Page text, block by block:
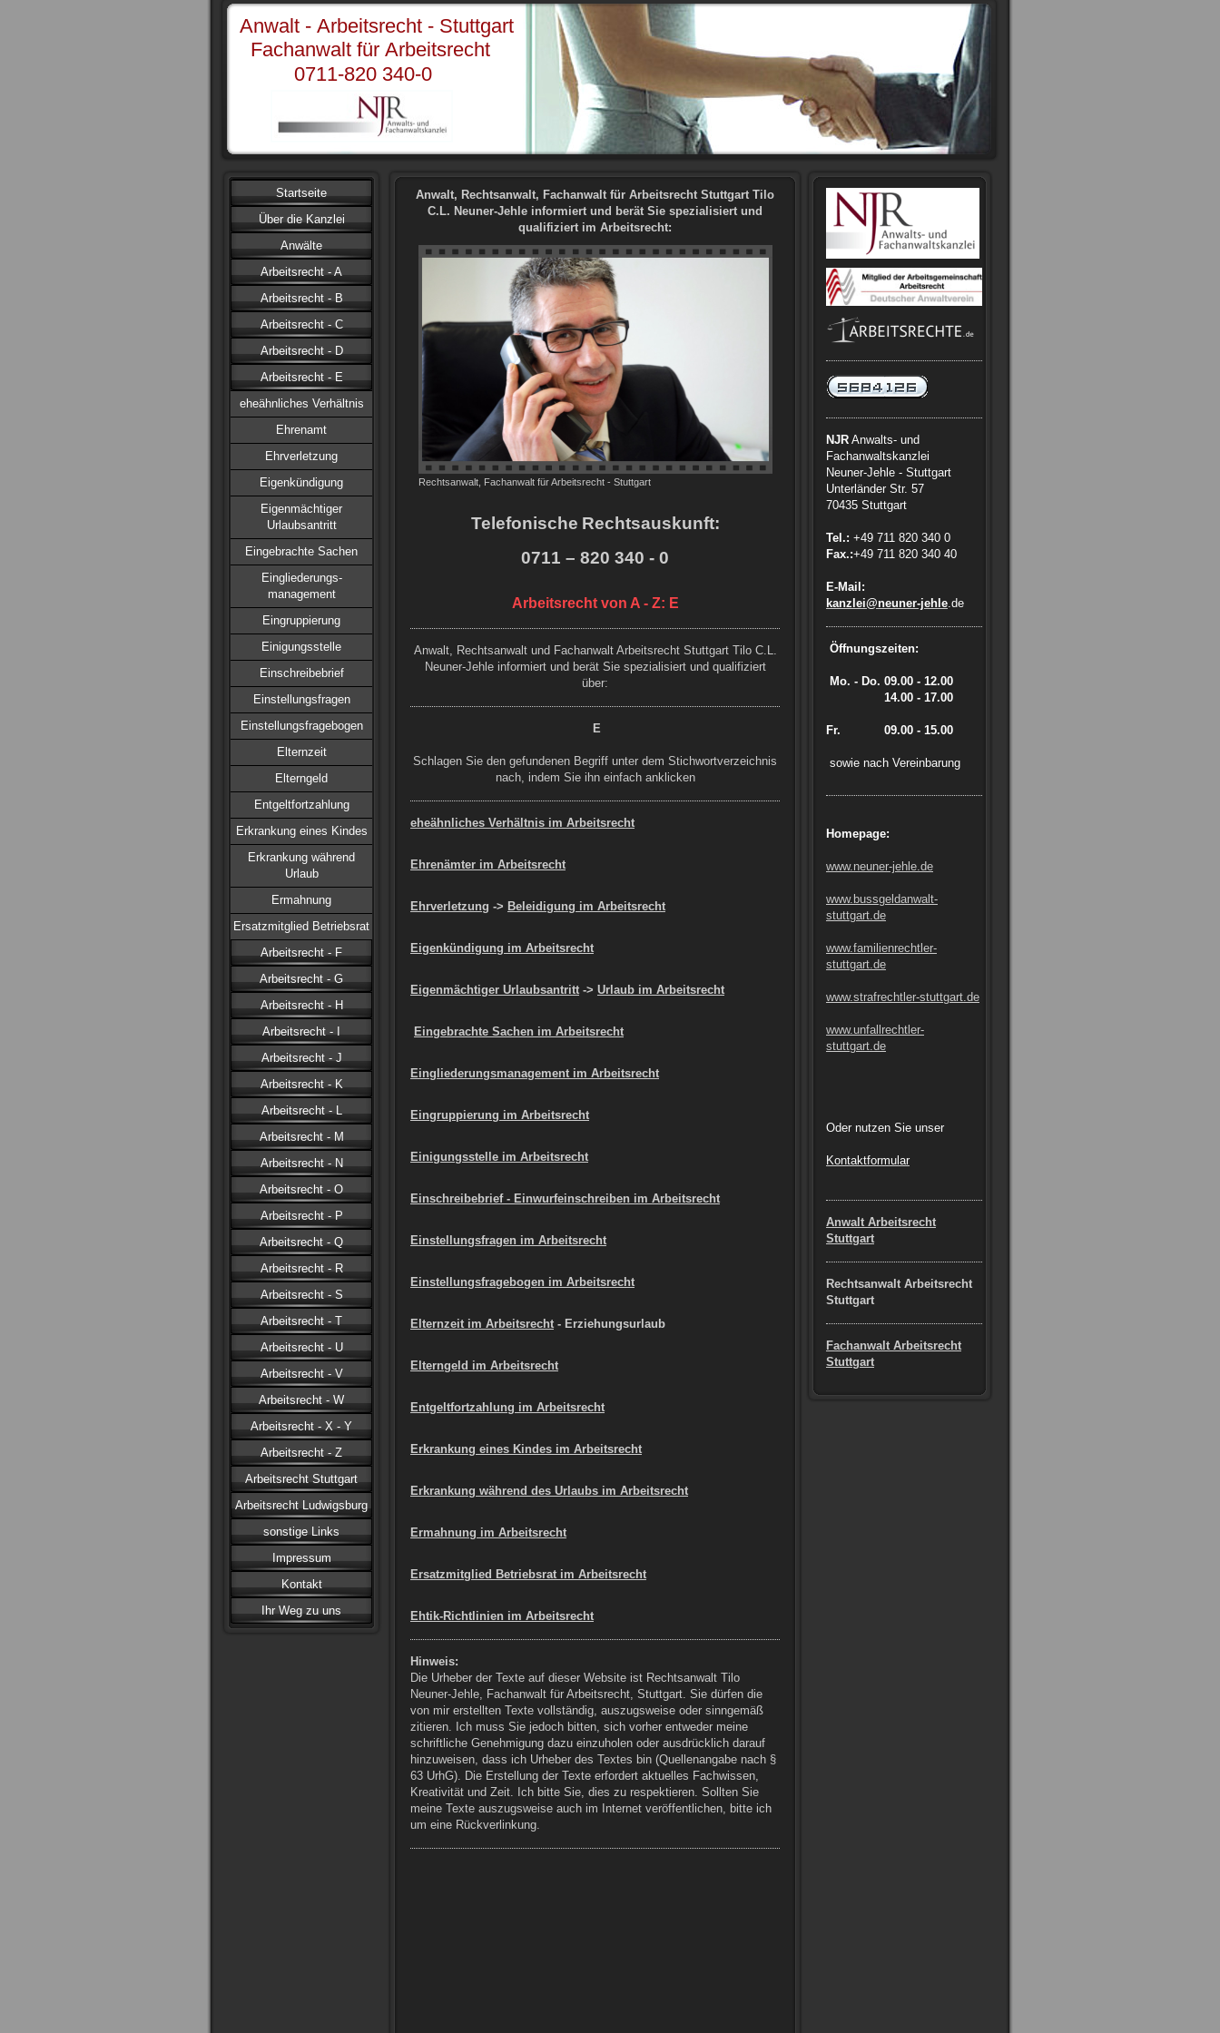
Anwalt - Arbeitsrecht - Stuttgart
Fachanwalt für Arbeitsrecht
0711-820 340-0
Startseite
Über die Kanzlei
Anwälte
Arbeitsrecht - A
Arbeitsrecht - B
Arbeitsrecht - C
Arbeitsrecht - D
Arbeitsrecht - E
eheähnliches Verhältnis
Ehrenamt
Ehrverletzung
Eigenkündigung
Eigenmächtiger
Urlaubsantritt
Eingebrachte Sachen
Eingliederungs-
management
Eingruppierung
Einigungsstelle
Einschreibebrief
Einstellungsfragen
Einstellungsfragebogen
Elternzeit
Elterngeld
Entgeltfortzahlung
Erkrankung eines Kindes
Erkrankung während
Urlaub
Ermahnung
Ersatzmitglied Betriebsrat
Arbeitsrecht - F
Arbeitsrecht - G
Arbeitsrecht - H
Arbeitsrecht - I
Arbeitsrecht - J
Arbeitsrecht - K
Arbeitsrecht - L
Arbeitsrecht - M
Arbeitsrecht - N
Arbeitsrecht - O
Arbeitsrecht - P
Arbeitsrecht - Q
Arbeitsrecht - R
Arbeitsrecht - S
Arbeitsrecht - T
Arbeitsrecht - U
Arbeitsrecht - V
Arbeitsrecht - W
Arbeitsrecht - X - Y
Arbeitsrecht - Z
Arbeitsrecht Stuttgart
Arbeitsrecht Ludwigsburg
sonstige Links
Impressum
Kontakt
Ihr Weg zu uns
Anwalt, Rechtsanwalt, Fachanwalt für Arbeitsrecht Stuttgart Tilo
C.L. Neuner-Jehle informiert und berät Sie spezialisiert und
qualifiziert im Arbeitsrecht:
Rechtsanwalt, Fachanwalt für Arbeitsrecht - Stuttgart
Telefonische Rechtsauskunft:
0711 – 820 340 - 0
Arbeitsrecht von A - Z: E
Anwalt, Rechtsanwalt und Fachanwalt Arbeitsrecht Stuttgart Tilo C.L.
Neuner-Jehle informiert und berät Sie spezialisiert und qualifiziert
über:
E
Schlagen Sie den gefundenen Begriff unter dem Stichwortverzeichnis
nach, indem Sie ihn einfach anklicken
eheähnliches Verhältnis im Arbeitsrecht
Ehrenämter im Arbeitsrecht
Ehrverletzung -> Beleidigung im Arbeitsrecht
Eigenkündigung im Arbeitsrecht
Eigenmächtiger Urlaubsantritt -> Urlaub im Arbeitsrecht
Eingebrachte Sachen im Arbeitsrecht
Eingliederungsmanagement im Arbeitsrecht
Eingruppierung im Arbeitsrecht
Einigungsstelle im Arbeitsrecht
Einschreibebrief - Einwurfeinschreiben im Arbeitsrecht
Einstellungsfragen im Arbeitsrecht
Einstellungsfragebogen im Arbeitsrecht
Elternzeit im Arbeitsrecht - Erziehungsurlaub
Elterngeld im Arbeitsrecht
Entgeltfortzahlung im Arbeitsrecht
Erkrankung eines Kindes im Arbeitsrecht
Erkrankung während des Urlaubs im Arbeitsrecht
Ermahnung im Arbeitsrecht
Ersatzmitglied Betriebsrat im Arbeitsrecht
Ehtik-Richtlinien im Arbeitsrecht
Hinweis:
Die Urheber der Texte auf dieser Website ist Rechtsanwalt Tilo
Neuner-Jehle, Fachanwalt für Arbeitsrecht, Stuttgart. Sie dürfen die
von mir erstellten Texte vollständig, auszugsweise oder sinngemäß
zitieren. Ich muss Sie jedoch bitten, sich vorher entweder meine
schriftliche Genehmigung dazu einzuholen oder ausdrücklich darauf
hinzuweisen, dass ich Urheber des Textes bin (Quellenangabe nach §
63 UrhG). Die Erstellung der Texte erfordert aktuelles Fachwissen,
Kreativität und Zeit. Ich bitte Sie, dies zu respektieren. Sollten Sie
meine Texte auszugsweise auch im Internet veröffentlichen, bitte ich
um eine Rückverlinkung.
NJR Anwalts- und
Fachanwaltskanzlei
Neuner-Jehle - Stuttgart
Unterländer Str. 57
70435 Stuttgart
Tel.: +49 711 820 340 0
Fax.:+49 711 820 340 40
E-Mail:
kanzlei@neuner-jehle.de
Öffnungszeiten:
Mo. - Do. 09.00 - 12.00
14.00 - 17.00
Fr. 09.00 - 15.00
sowie nach Vereinbarung
Homepage:
www.neuner-jehle.de
www.bussgeldanwalt-
stuttgart.de
www.familienrechtler-
stuttgart.de
www.strafrechtler-stuttgart.de
www.unfallrechtler-
stuttgart.de
Oder nutzen Sie unser
Kontaktformular
Anwalt Arbeitsrecht
Stuttgart
Rechtsanwalt Arbeitsrecht
Stuttgart
Fachanwalt Arbeitsrecht
Stuttgart